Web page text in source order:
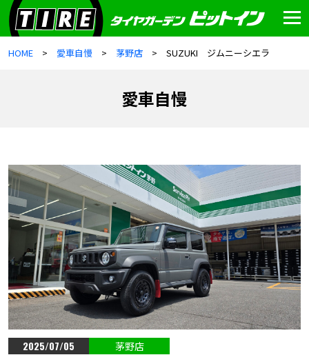
HOME 愛車自慢 茅野店 SUZUKI ジムニーシエラ
愛車自慢
2025/07/05 茅野店